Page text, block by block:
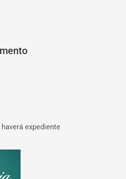
expediente